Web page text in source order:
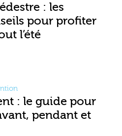
: les
pour profiter
l’été
: le guide pour
pendant et